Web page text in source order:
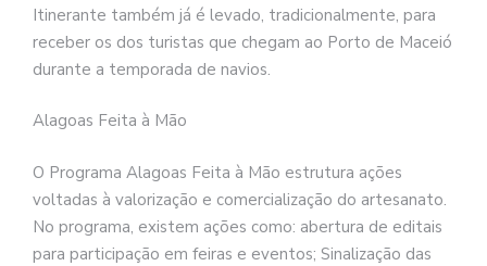
Itinerante também já é levado, tradicionalmente, para
receber os dos turistas que chegam ao Porto de Maceió
durante a temporada de navios.
Alagoas Feita à Mão
O Programa Alagoas Feita à Mão estrutura ações
voltadas à valorização e comercialização do artesanato.
No programa, existem ações como: abertura de editais
para participação em feiras e eventos; Sinalização das